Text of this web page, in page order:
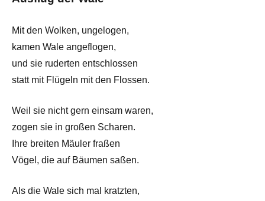
Mit den Wolken, ungelogen,
kamen Wale angeflogen,
und sie ruderten entschlossen
statt mit Flügeln mit den Flossen.
Weil sie nicht gern einsam waren,
zogen sie in großen Scharen.
Ihre breiten Mäuler fraßen
Vögel, die auf Bäumen saßen.
Als die Wale sich mal kratzten,